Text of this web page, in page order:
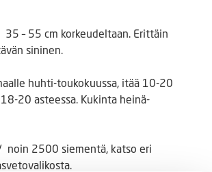
35 – 55 cm korkeudeltaan. Erittäin
sininen.
huhti-toukokuussa, itää 10-20
20 asteessa. Kukinta heinä-
noin 2500 siementä, katso eri